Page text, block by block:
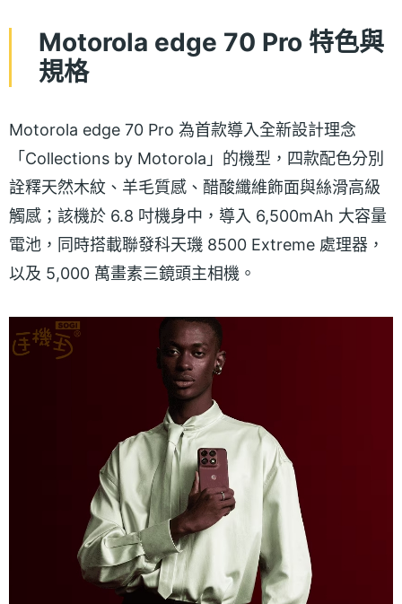
Motorola edge 70 Pro 特色與
規格
Motorola edge 70 Pro 為首款導入全新設計理念
「Collections by Motorola」的機型，四款配色分別
詮釋天然木紋、羊毛質感、醋酸纖維飾面與絲滑高級
觸感；該機於 6.8 吋機身中，導入 6,500mAh 大容量
電池，同時搭載聯發科天璣 8500 Extreme 處理器，
以及 5,000 萬畫素三鏡頭主相機。